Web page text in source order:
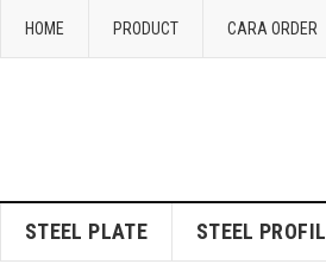
HOME PRODUCT CARA ORDER
STEEL PLATE STEEL PROFIL